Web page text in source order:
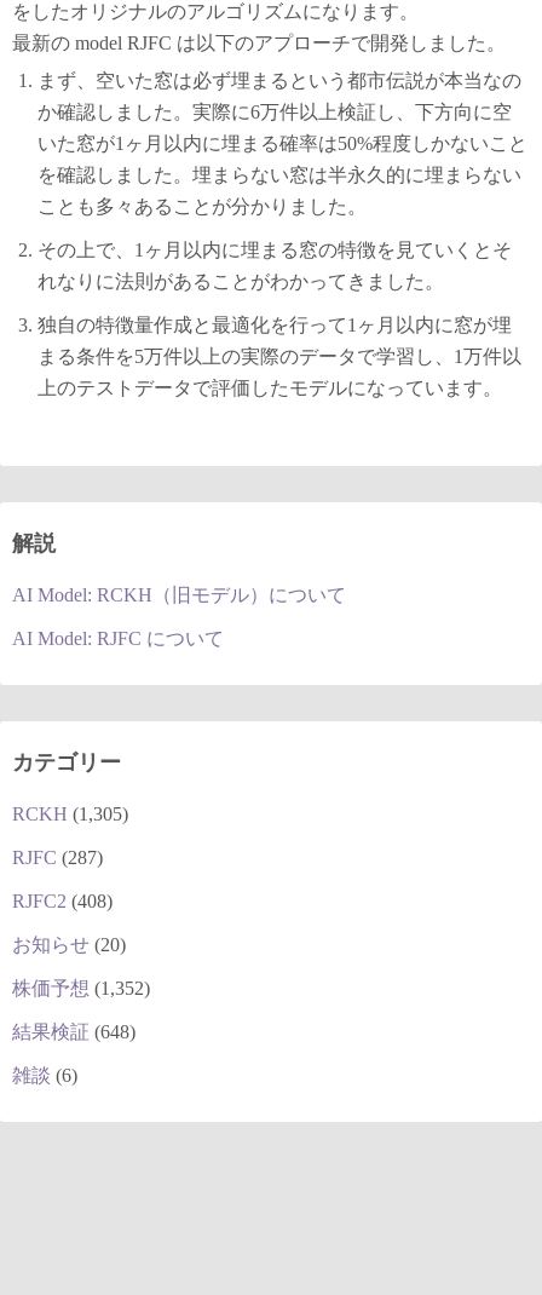
をしたオリジナルのアルゴリズムになります。
最新の model RJFC は以下のアプローチで開発しました。
まず、空いた窓は必ず埋まるという都市伝説が本当なの
か確認しました。実際に6万件以上検証し、下方向に空
いた窓が1ヶ月以内に埋まる確率は50%程度しかないこと
を確認しました。埋まらない窓は半永久的に埋まらない
ことも多々あることが分かりました。
その上で、1ヶ月以内に埋まる窓の特徴を見ていくとそ
れなりに法則があることがわかってきました。
独自の特徴量作成と最適化を行って1ヶ月以内に窓が埋
まる条件を5万件以上の実際のデータで学習し、1万件以
上のテストデータで評価したモデルになっています。
解説
AI Model: RCKH（旧モデル）について
AI Model: RJFC について
カテゴリー
RCKH (1,305)
RJFC (287)
RJFC2 (408)
お知らせ (20)
株価予想 (1,352)
結果検証 (648)
雑談 (6)